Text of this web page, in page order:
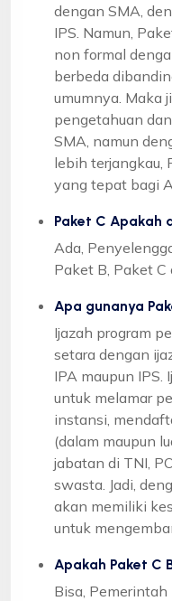
dengan SMA,
IPS. Namun,
non formal
berbeda
umumnya. Maka
pengetahuan
SMA, namun
lebih terjangkau,
yang tepat bagi
Paket C Apakah
Ada,
Paket B, Paket C
Apa gunanya
Ijazah program
setara dengan
IPA maupun IPS.
untuk melamar
instansi,
(dalam maupun
jabatan di TNI,
swasta. Jadi,
akan memiliki
untuk
Apakah Paket C
Bisa,